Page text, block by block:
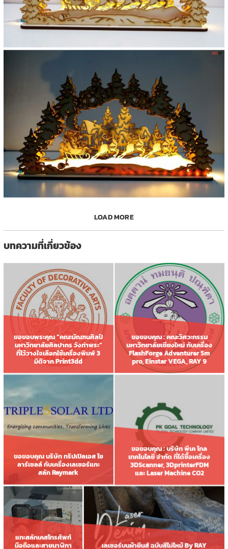
LOAD MORE
บทความที่เกี่ยวข้อง
ขอขอบพระคุณ “คณะมัณฑนศิลป์
มหาวิทยาลัยศิลปากร วังท่าพระ”
ที่ไว้วางใจเลือกใช้เครื่องพิมพ์ 3
มิติจาก Print3dd
ขอขอบคุณ : คณะวิศวะกรรม
มหาวิทยาลัยเชียงใหม่ กับเครื่อง
FlashForge Adventurer 5m
pro, Einstar VEGA, RAY 9
ขอขอบคุณ บริษัท ทริปเปิลเอส โซ
ลาร์เซลล์ กับเครื่องเลเซอร์แกะ
สลัก Raymark
ขอขอบคุณ : บริษัท พีเค โกล
เทคโนโลยี จำกัด ที่ได้ซื้อเครื่อง
3DScanner, 3DprinterFDM
และ Laser Machine CO2
แกะสลักเคสโทรศัพท์
มือถือและสายนาฬิกา
เลเซอร์บนผ้ายีนส์ ฉบับสีไม่ไหม้ By RAY